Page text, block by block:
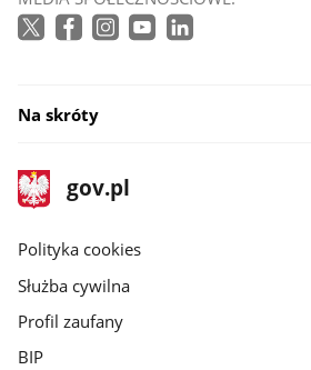
Na skróty
stopka
gov.pl
Strona
gov.pl
gov.pl
Polityka cookies
Służba cywilna
Profil zaufany
BIP